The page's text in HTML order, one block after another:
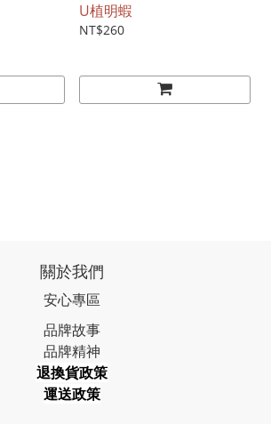
U植明蝦
NT$260
關於我們
安心專區
品牌故事
品牌精神
退換貨政策
運送政策